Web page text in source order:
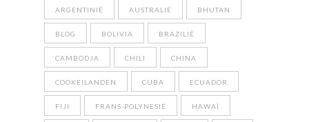
ARGENTINIË AUSTRALIË BHUTAN
BLOG BOLIVIA BRAZILIË
CAMBODJA CHILI CHINA
COOKEILANDEN CUBA ECUADOR
FIJI FRANS-POLYNESIË HAWAÏ